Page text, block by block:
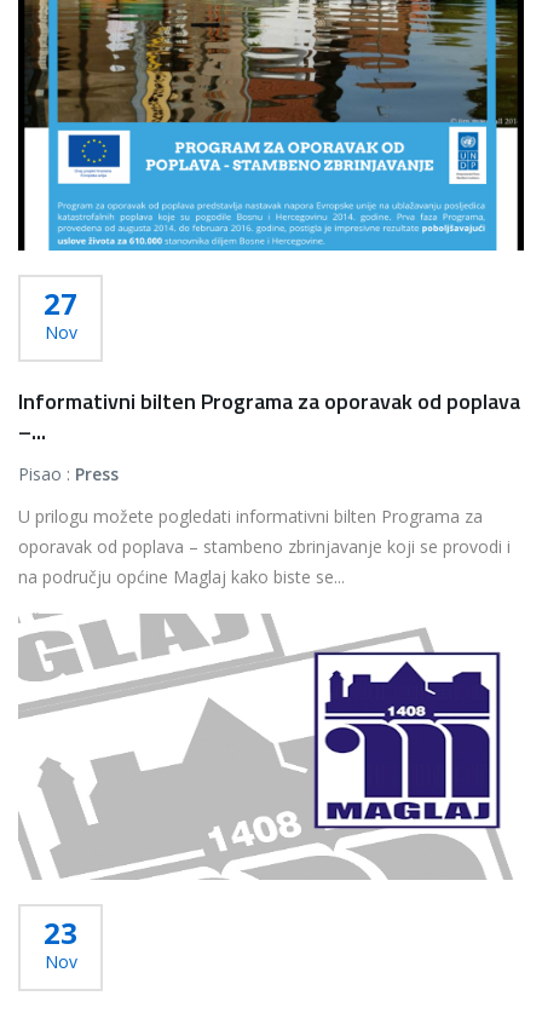
27
Nov
Informativni bilten Programa za oporavak od poplava
–...
Pisao : Press
U prilogu možete pogledati informativni bilten Programa za
oporavak od poplava – stambeno zbrinjavanje koji se provodi i
na području općine Maglaj kako biste se...
Više...
23
Nov